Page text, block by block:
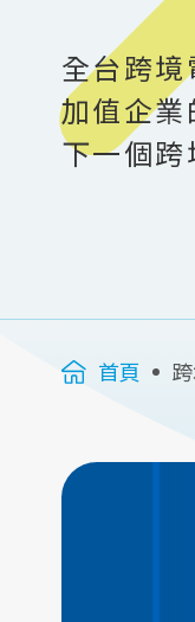
全台跨
加值企
下一個
首頁